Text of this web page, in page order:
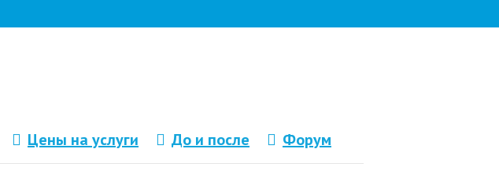
Цены на услуги До и после Форум